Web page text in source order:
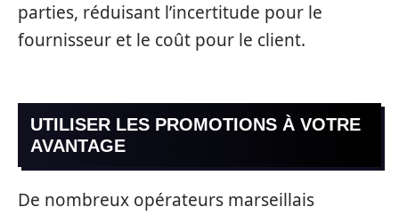
parties, réduisant l’incertitude pour le
fournisseur et le coût pour le client.
UTILISER LES PROMOTIONS À VOTRE
AVANTAGE
De nombreux opérateurs marseillais